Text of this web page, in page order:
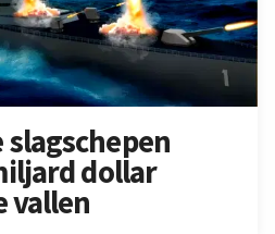
dollar
vallen